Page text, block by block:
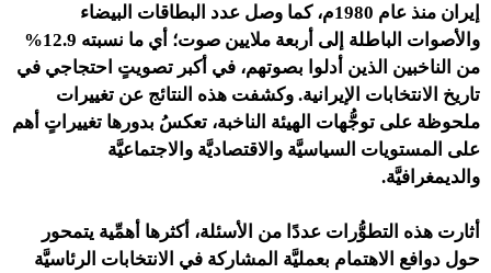
إيران منذ عام 1980م، كما وصل عدد البطاقات البيضاء
والأصوات الباطلة إلى أربعة ملايين صوت؛ أي ما نسبته 12.9%
من الناخبين الذين أدلوا بصوتهم، في أكبر تصويتٍ احتجاجي في
تاريخ الانتخابات الإيرانية. وكشفت هذه النتائج عن تغييرات
ملحوظة على توجُّهات الهيئة الناخبة، تعكسُ بدورها تغييراتٍ أهم
على المستويات السياسيَّة والاقتصاديَّة والاجتماعيَّة
والديمغرافيَّة.
أثارت هذه التطوُّرات عددًا من الأسئلة، أكثرها أهمِّية يتمحور
حول دوافع الاهتمام بعمليَّة المشاركة في الانتخابات الرئاسيَّة